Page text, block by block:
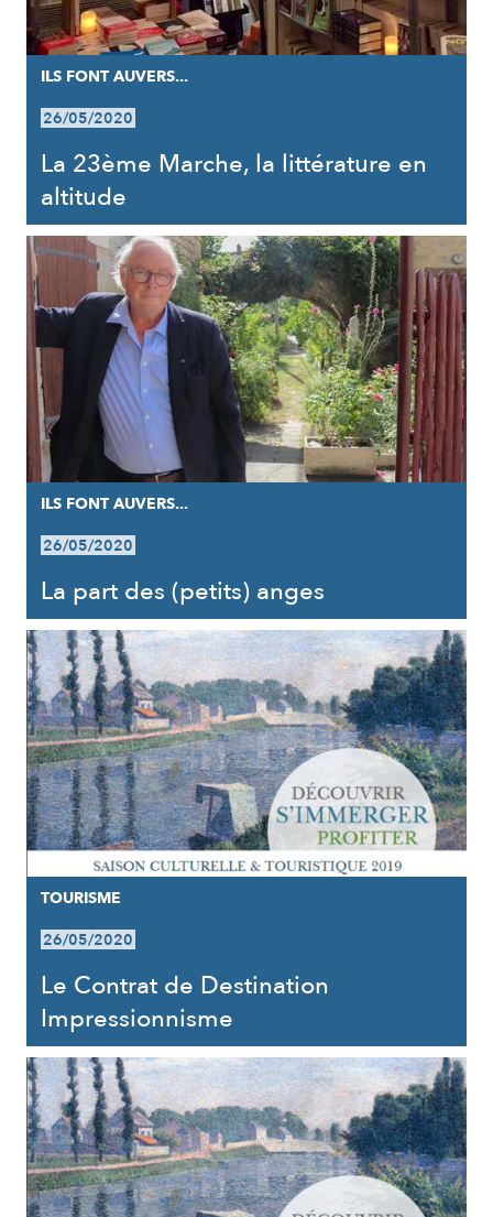
ILS FONT AUVERS...
26/05/2020
La 23ème Marche, la littérature en
altitude
ILS FONT AUVERS...
26/05/2020
La part des (petits) anges
TOURISME
26/05/2020
Le Contrat de Destination
Impressionnisme